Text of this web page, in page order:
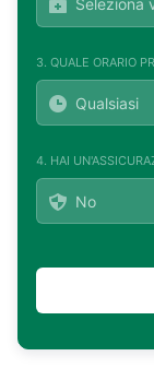
3. QUALE ORARIO
4. HAI